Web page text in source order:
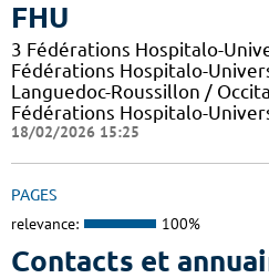
FHU
3 Fédérations Hospitalo-
Fédérations Hospitalo-
Languedoc-Roussillon /
Fédérations Hospitalo-
18/02/2026 15:25
PAGES
relevance: 100%
Contacts et